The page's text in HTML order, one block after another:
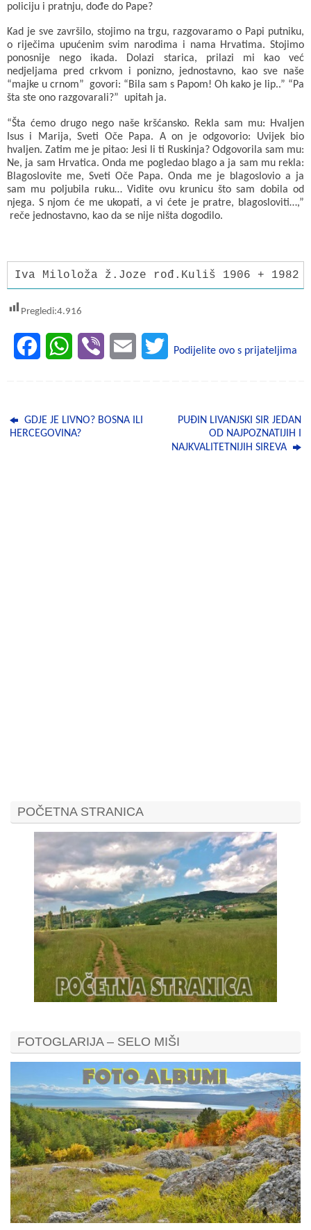
policiju i pratnju, dođe do Pape?
Kad je sve završilo, stojimo na trgu, razgovaramo o Papi putniku,
o riječima upućenim svim narodima i nama Hrvatima. Stojimo
ponosnije nego ikada. Dolazi starica, prilazi mi kao već
nedjeljama pred crkvom i ponizno, jednostavno, kao sve naše
“majke u crnom” govori: “Bila sam s Papom! Oh kako je lip..” “Pa
šta ste ono razgovarali?” upitah ja.
“Šta ćemo drugo nego naše kršćansko. Rekla sam mu: Hvaljen
Isus i Marija, Sveti Oče Papa. A on je odgovorio: Uvijek bio
hvaljen. Zatim me je pitao: Jesi li ti Ruskinja? Odgovorila sam mu:
Ne, ja sam Hrvatica. Onda me pogledao blago a ja sam mu rekla:
Blagoslovite me, Sveti Oče Papa. Onda me je blagoslovio a ja
sam mu poljubila ruku… Vidite ovu krunicu što sam dobila od
njega. S njom će me ukopati, a vi ćete je pratre, blagosloviti…,”
reče jednostavno, kao da se nije ništa dogodilo.
Iva Miloloža ž.Joze rođ.Kuliš 1906 + 1982
Pregledi:4.916
e t e i
Podijelite ovo s prijateljima
GDJE JE LIVNO? BOSNA ILI
HERCEGOVINA?
PUĐIN LIVANJSKI SIR JEDAN
OD NAJPOZNATIJIH I
NAJKVALITETNIJIH SIREVA
POČETNA STRANICA
FOTOGLARIJA – SELO MIŠI